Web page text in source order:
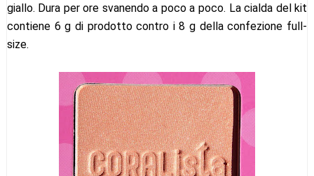
giallo. Dura per ore svanendo a poco a poco. La cialda del kit
contiene 6 g di prodotto contro i 8 g della confezione full-
size.